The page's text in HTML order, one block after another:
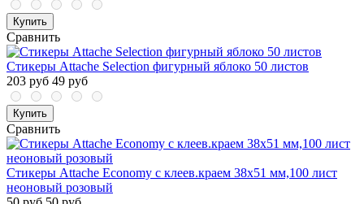
Купить
Сравнить
Стикеры Attache Selection фигурный яблоко 50 листов
203 руб 49 руб
Купить
Сравнить
Стикеры Attache Economy с клеев.краем 38x51 мм,100 лист
неоновый розовый